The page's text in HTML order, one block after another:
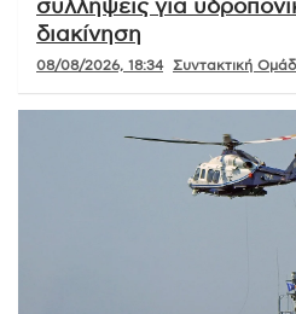
συλλήψεις για
διακίνηση
08/08/2026, 18:34 Συντακτική